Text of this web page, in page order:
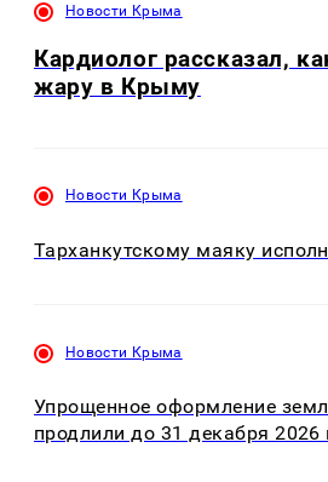
Новости Крыма
Кардиолог рассказал,
жару в Крыму
Новости Крыма
Тарханкутскому маяку
Новости Крыма
Упрощенное оформление
продлили до 31 декабря 2026